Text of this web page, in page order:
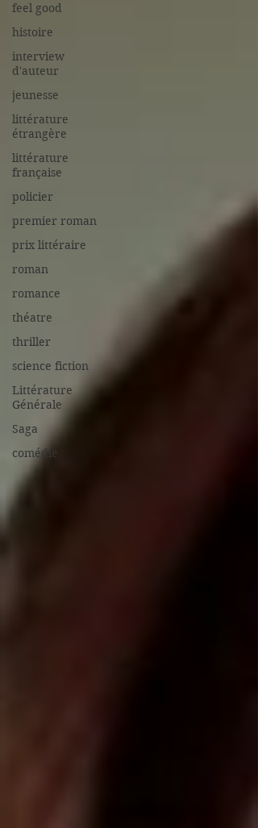
feel good
histoire
interview
d'auteur
jeunesse
littérature
étrangère
littérature
française
policier
premier roman
prix littéraire
roman
romance
théatre
thriller
science fiction
Littérature
Générale
Saga
comédie